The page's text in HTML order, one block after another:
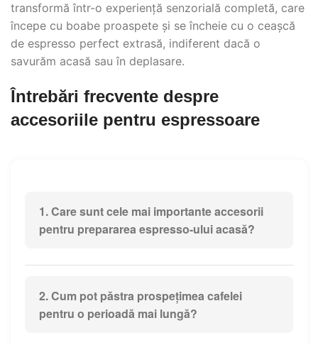
transformă într-o experiență senzorială completă, care
începe cu boabe proaspete și se încheie cu o ceașcă
de espresso perfect extrasă, indiferent dacă o
savurăm acasă sau în deplasare.
Întrebări frecvente despre
accesoriile pentru espressoare
1. Care sunt cele mai importante accesorii
pentru prepararea espresso-ului acasă?
Cele mai importante accesorii pentru prepararea
preferință cu cuțite), tamperul pentru presarea
cafelei și cântarul digital pentru dozare precisă.
2. Cum pot păstra prospețimea cafelei
pentru o perioadă mai lungă?